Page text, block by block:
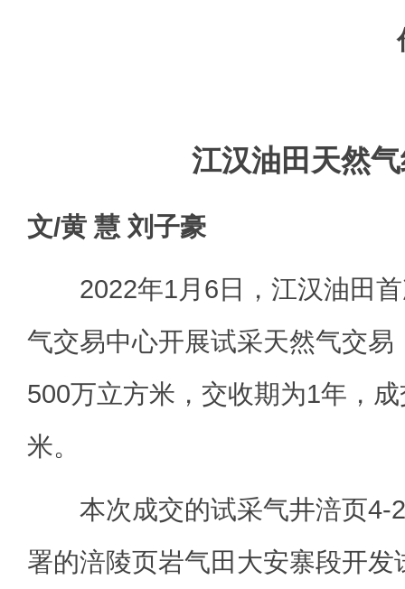
江汉油田天然
文/黄 慧 刘子豪
2022年1月6日，江汉油田首
气交易中心开展试采天然气交易
500万立方米，交收期为1年，
米。
本次成交的试采气井涪页4-
署的涪陵页岩气田大安寨段开发